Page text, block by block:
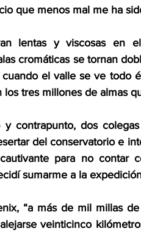
que menos mal me ha
lentas y viscosas en
cromáticas se tornan
cuando el valle se ve todo
tres millones de almas
y contrapunto, dos
del conservatorio e
para no contar
sumarme a la
“a más de mil millas
veinticinco